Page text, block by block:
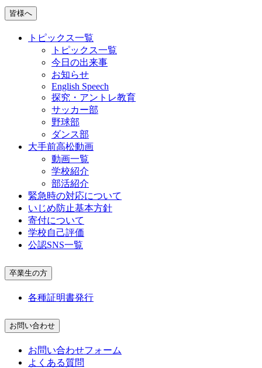
皆様へ
トピックス一覧
トピックス一覧
今日の出来事
お知らせ
English Speech
探究・アントレ教育
サッカー部
野球部
ダンス部
大手前高松動画
動画一覧
学校紹介
部活紹介
緊急時の対応について
いじめ防止基本方針
寄付について
学校自己評価
公認SNS一覧
卒業生の方
各種証明書発行
お問い合わせ
お問い合わせフォーム
よくある質問